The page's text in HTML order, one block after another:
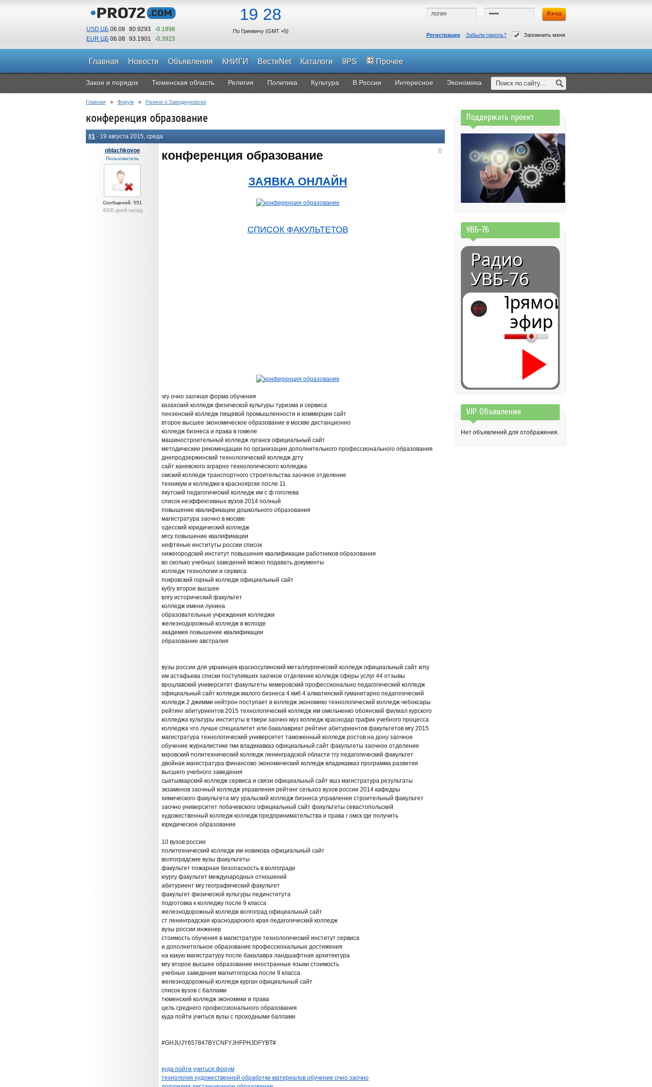
USD ЦБ 06.08 80.9293 -0.1998
EUR ЦБ 06.08 93.1901 -0.3923
19 28
По Гринвичу (GMT +5)
Регистрация Забыли пароль? Запомнить меня
Главная Новости Объявления КНИГИ ВестиNet Каталоги 9PS Прочее
Закон и порядок Тюменская область Религия Политика Культура В России Интересное Экономика
Главная » Форум » Разное о Заводоуковске
конференция образование
#1 - 19 августа 2015, среда
oblachkovoe
Пользователь
Сообщений: 551
4005 дней назад
0
конференция образование
ЗАЯВКА ОНЛАЙН
СПИСОК ФАКУЛЬТЕТОВ
чгу очно заочная форма обучения
казахский колледж физической культуры туризма и сервиса
пензенский колледж пищевой промышленности и коммерции сайт
второе высшее экономическое образование в москве дистанционно
колледж бизнеса и права в гомеле
машиностроительный колледж луганск официальный сайт
методические рекомендации по организации дополнительного профессионального образования
днепродзержинский технологический колледж дгту
сайт каневского аграрно технологического колледжа
омский колледж транспортного строительства заочное отделение
техникум и колледжи в красноярске после 11
якутский педагогический колледж им с ф гоголева
список неэффективных вузов 2014 полный
повышение квалификации дошкольного образования
магистратура заочно в москве
одесский юридический колледж
мгсу повышение квалификации
нефтяные институты россии список
нижегородский институт повышения квалификации работников образования
во сколько учебных заведений можно подавать документы
колледж технологии и сервиса
покровский горный колледж официальный сайт
кубгу второе высшее
влгу исторический факультет
колледж имени лунина
образовательные учреждения колледжи
железнодорожный колледж в вологде
академия повышение квалификации
образование австралия
вузы россии для украинцев красносулинский металлургический колледж официальный сайт кгпу
им астафьева списки поступивших заочное отделение колледж сферы услуг 44 отзывы
вроцлавский университет факультеты кемеровский профессионально педагогический колледж
официальный сайт колледж малого бизнеса 4 кмб 4 алматинский гуманитарно педагогический
колледж 2 джимми нейтрон поступает в колледж экономико технологический колледж чебоксары
рейтинг абитуриентов 2015 технологический колледж им омельченко обоянский филиал курского
колледжа культуры институты в твери заочно муз колледж краснодар график учебного процесса
колледжа что лучше специалитет или бакалавриат рейтинг абитуриентов факультетов мгу 2015
магистратура технологический университет таможенный колледж ростов на дону заочное
обучение журналистике гми владикавказ официальный сайт факультеты заочное отделение
кировский политехнический колледж ленинградской области тгу педагогический факультет
двойная магистратура финансово экономический колледж владикавказ программа развития
высшего учебного заведения
сыктывкарский колледж сервиса и связи официальный сайт вшэ магистратура результаты
экзаменов заочный колледж управления рейтинг сельхоз вузов россии 2014 кафедры
химического факультета мгу уральский колледж бизнеса управления строительный факультет
заочно университет лобачевского официальный сайт факультеты севастопольский
художественный колледж колледж предпринимательства и права г омск где получить
юридическое образование
10 вузов россии
политехнический колледж им новикова официальный сайт
волгоградские вузы факультеты
факультет пожарная безопасность в волгограде
юургу факультет международных отношений
абитуриент мгу географический факультет
факультет физической культуры пединститута
подготовка к колледжу после 9 класса
железнодорожный колледж волгоград официальный сайт
ст ленинградская краснодарского края педагогический колледж
вузы россии инженер
стоимость обучения в магистратуре технологический институт сервиса
и дополнительное образование профессиональные достижения
на какую магистратуру после бакалавра ландшафтная архитектура
мгу второе высшее образование иностранные языки стоимость
учебные заведения магнитогорска после 9 класса
железнодорожный колледж курган официальный сайт
список вузов с баллами
тюменский колледж экономики и права
цель среднего профессионального образования
куда пойти учиться вузы с проходными баллами
#GHJUJY657847BYCNFYJHFPHJDFYBT#
куда пойти учиться форум
технология художественной обработки материалов обучение очно заочно
Поддержать проект
УВБ-76
Радио
УВБ-76
Прямой
эфир
VIP Объявления
Нет объявлений для отображения.